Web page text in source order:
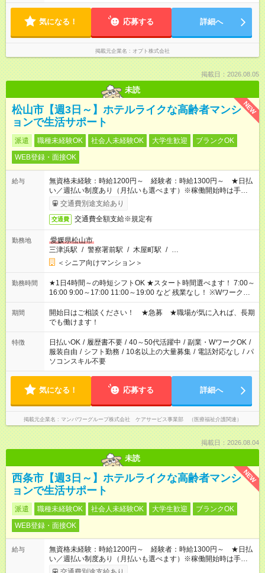
気になる！ 応募する 詳細へ
掲載元企業名 オプト株式会社
掲載日：2026.08.05
未読
NEW
松山市【週3日～】ホテルライクな高齢者マンシ
ョンで生活サポート
派遣 職種未経験OK 社会人未経験OK 大学生歓迎
ブランクOK
WEB登録・面接OK
給与
無資格未経験：時給1200円～ 経験者：時給1300円～ ★日払
い／週払い制度あり（月払いも選べます）※稼働開始時は手続き
完了次第のお支払いとなります。
交通費別途支給あり
交通費 交通費全額支給※規定有
勤務地
愛媛県松山市
三津浜駅 / 警察署前駅 / 木屋町駅 / …
＜シニア向けマンション＞
勤務時間
★1日4時間～の時短シフトOK ★スタート時間選べます！ 7:00～
16:00 9:00～17:00 11:00～19:00 など 残業なし！ ※Wワークの
場合、他のお仕事と合わせ週40時間超の就業はご案内できませ
ん ※法令に基づき、週20時間以上勤務は社会保険への加入対象
となります ※労働者派遣法（日雇い派遣の原則禁止）により、
短時間・短期間の就業はご案内が難しい場合があります
期間
開始日はご相談ください！ ★急募 ★職場が気に入れば、長期
でも働けます！
特徴 日払いOK / 履歴書不要 / 40～50代活躍中 / 副業・WワークOK /
服装自由 / シフト勤務 / 10名以上の大量募集 / 電話対応なし / パ
ソコンスキル不要
気になる！ 応募する 詳細へ
掲載元企業名 マンパワーグループ株式会社 ケアサービス事業部 （医療福祉介護関連）
掲載日：2026.08.04
未読
NEW
西条市【週3日～】ホテルライクな高齢者マンシ
ョンで生活サポート
派遣 職種未経験OK 社会人未経験OK 大学生歓迎
ブランクOK
WEB登録・面接OK
給与
無資格未経験：時給1200円～ 経験者：時給1300円～ ★日払
い／週払い制度あり（月払いも選べます）※稼働開始時は手続き
完了次第のお支払いとなります。